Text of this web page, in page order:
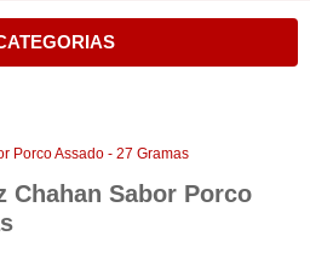
Porco Assado - 27 Gramas
Chahan Sabor Porco